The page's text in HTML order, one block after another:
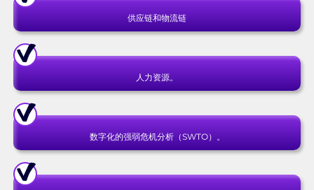
供应链和物流链
人力资源。
数字化的强弱危机分析（SWTO）。